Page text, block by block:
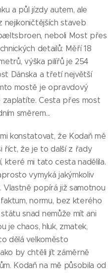
a půl jízdy autem, ale
staveb
neboli Most přes
detailů: Měří 18
výška pilířů je 254
Dánska a třetí největší
mostě je opravdový
zaplatíte. Cesta přes most
směrem...
konstatovat, že Kodaň mě
říct, že je to další z řady
které mi tato cesta nadělila.
vymyká jakýmkoliv
Vlastně popírá již samotnou
normu, bez kterého
snad nemůže mít ani
je chaos, hluk, zmatek,
dělá velkoměsto
by chtěli jít záměrně
Kodaň na mě působila od